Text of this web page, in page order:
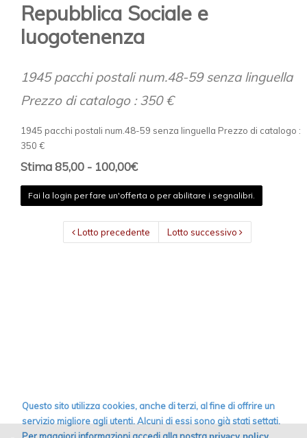
Repubblica Sociale e
luogotenenza
1945 pacchi postali num.48-59 senza linguella
Prezzo di catalogo : 350 €
1945 pacchi postali num.48-59 senza linguella Prezzo di catalogo :
350 €
Stima 85,00 - 100,00€
Fai la login per fare un'offerta o per abilitare i segnalibri.
Lotto precedente Lotto successivo
Questo sito utilizza cookies, anche di terzi, al fine di offrire un
servizio migliore agli utenti. Alcuni di essi sono già stati settati.